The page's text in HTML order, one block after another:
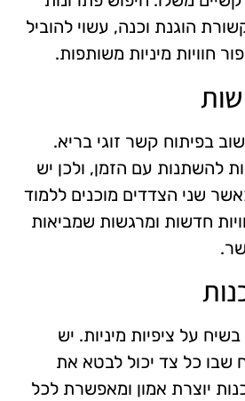
הוגנת וכנה, עשוי להוביל
חוויות מיניות משותפות.
בפיתוח קשר זוגי בריא.
להשתנות עם הזמן, ולכן יש
שני הצדדים מוכנים ללמוד
חדשות ומרגשות שמביאות
על ציפיות מיניות. יש
שבו כל צד יכול לבטא את
יוצרת אמון ומאפשרת לכל